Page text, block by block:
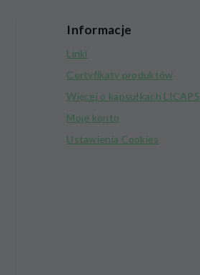
Informacje
Linki
Certyfikaty produktów
Więcej o kapsułkach LICAPS
Moje konto
Ustawienia Cookies